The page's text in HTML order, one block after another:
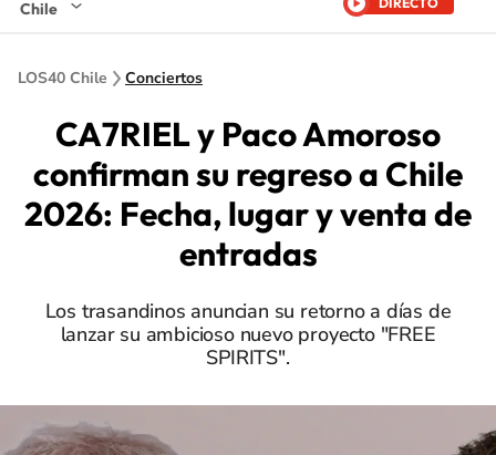
Chile
LOS40 Chile Conciertos
CA7RIEL y Paco Amoroso
confirman su regreso a Chile
2026: Fecha, lugar y venta de
entradas
Los trasandinos anuncian su retorno a días de
lanzar su ambicioso nuevo proyecto "FREE
SPIRITS".